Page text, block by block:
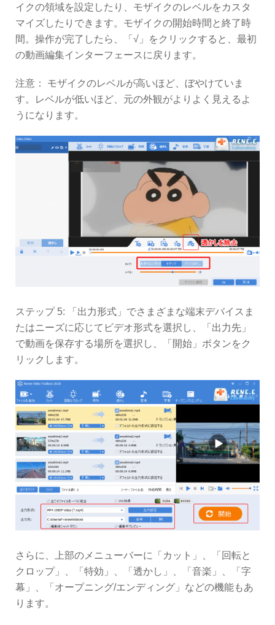
イクの領域を設定したり、モザイクのレベルをカスタ
マイズしたりできます。モザイクの開始時間と終了時
間。操作が完了したら、「√」をクリックすると、最初
の動画編集インターフェースに戻ります。
注意： モザイクのレベルが高いほど、ぼやけていま
す。レベルが低いほど、元の外観がよりよく見えるよ
うになります。
ステップ 5: 「出力形式」でさまざまな端末デバイスま
たはニーズに応じてビデオ形式を選択し、「出力先」
で動画を保存する場所を選択し、「開始」ボタンをク
リックします。
さらに、上部のメニューバーに「カット」、「回転と
クロップ」、「特効」、「透かし」、「音楽」、「字
幕」、「オープニング/エンディング」などの機能もあ
ります。